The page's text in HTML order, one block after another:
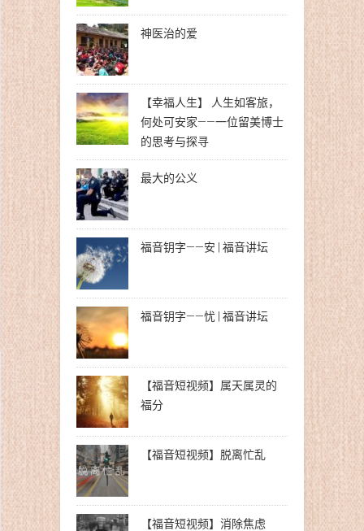
神医治的爱
【幸福人生】 人生如客旅，
何处可安家——一位留美博士
的思考与探寻
最大的公义
福音钥字——安 | 福音讲坛
福音钥字——忧 | 福音讲坛
【福音短视频】属天属灵的
福分
【福音短视频】脱离忙乱
【福音短视频】消除焦虑